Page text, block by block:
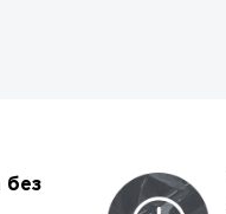
без